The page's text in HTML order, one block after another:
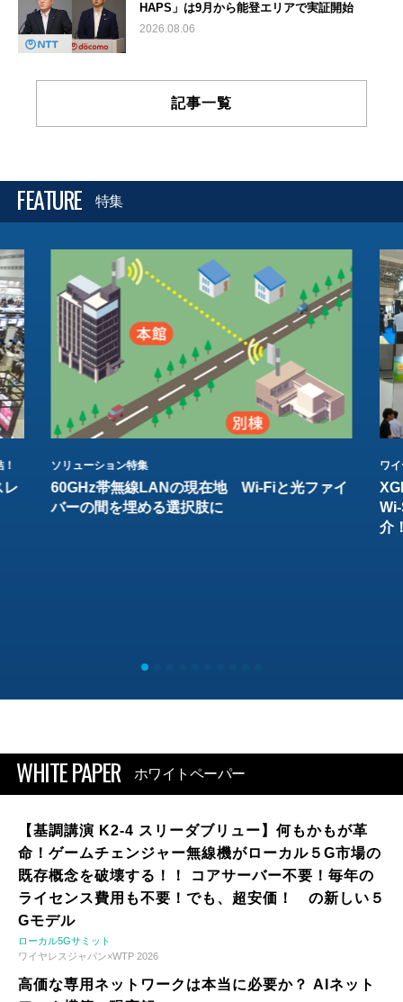
HAPS」は9月から能登エリアで実証開始
2026.08.06
記事一覧
FEATURE 特集
レ
ソリューション特集
60GHz帯無線LANの現在地 Wi-Fiと光ファイ
バーの間を埋める選択肢に
ワ
介
WHITE PAPER ホワイトペーパー
【基調講演 K2-4 スリーダブリュー】何もかもが革
命！ゲームチェンジャー無線機がローカル５G市場の
既存概念を破壊する！！ コアサーバー不要！毎年の
ライセンス費用も不要！でも、超安価！ の新しい５
Gモデル
ローカル5Gサミット
ワイヤレスジャパン×WTP 2026
高価な専用ネットワークは本当に必要か？ AIネット